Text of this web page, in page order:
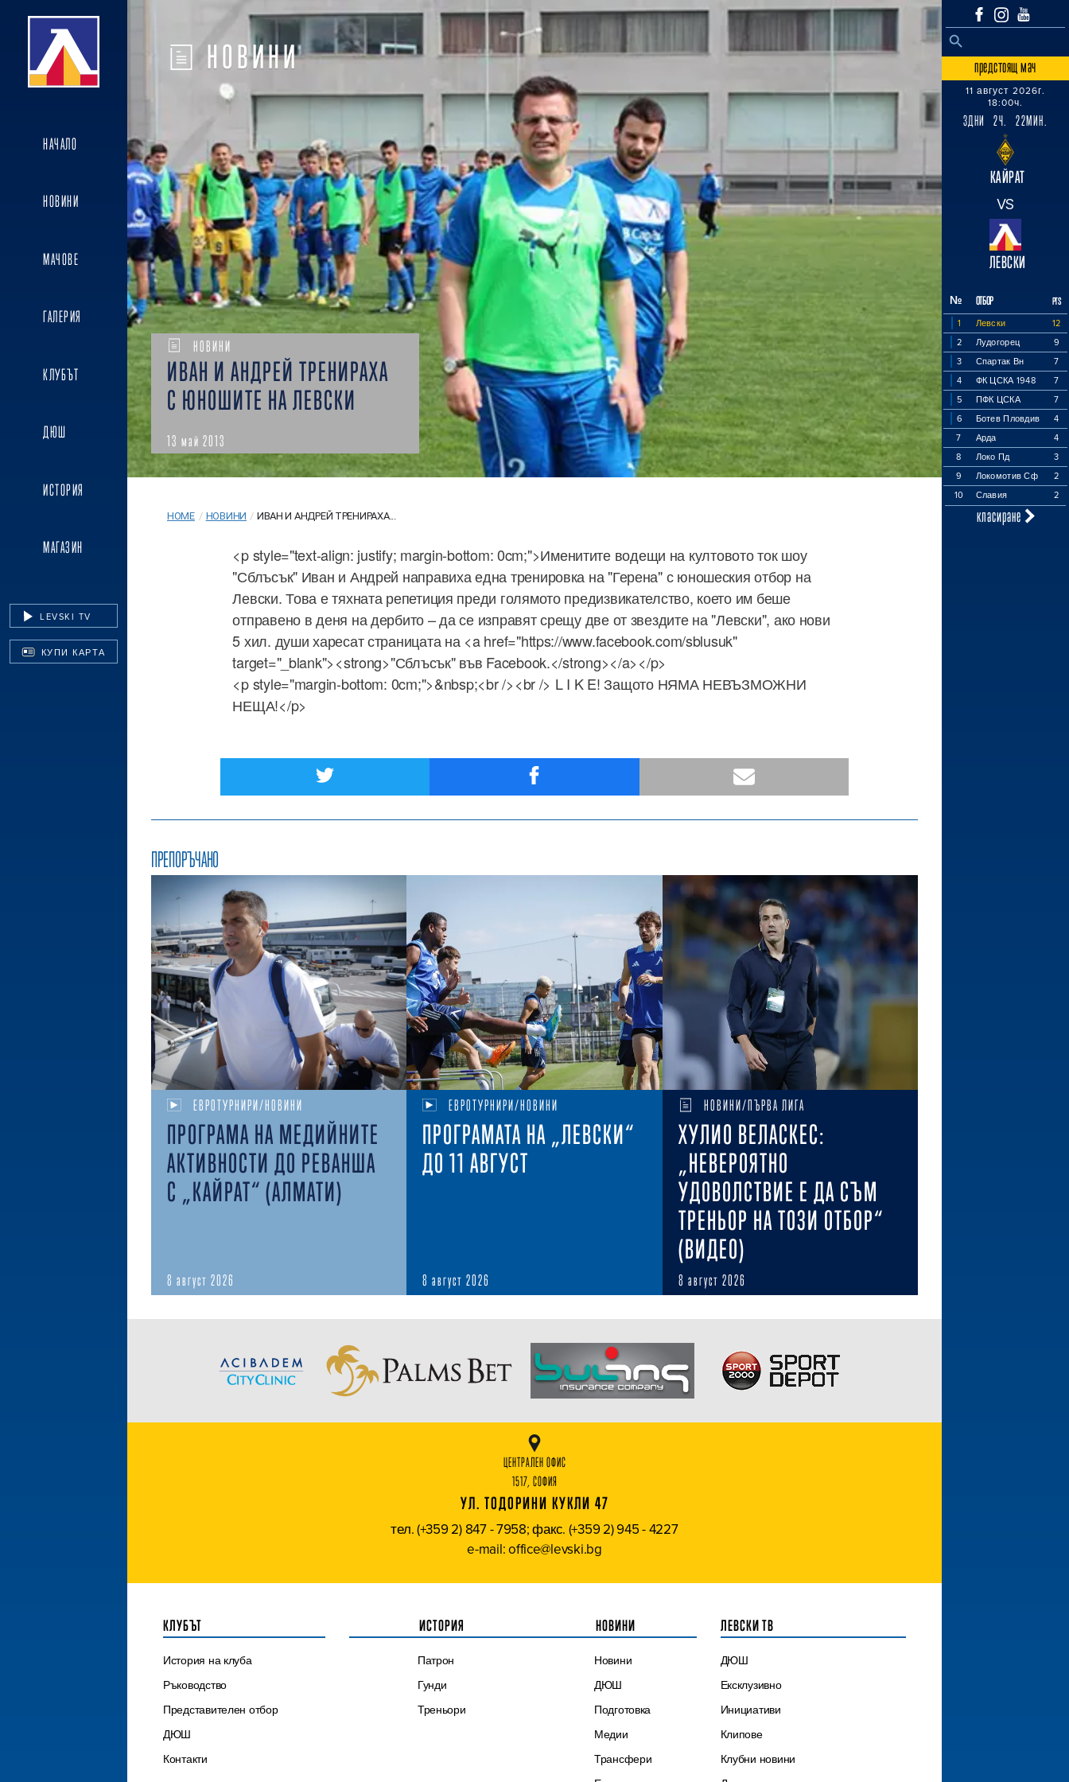
НАЧАЛО
НОВИНИ
МАЧОВЕ
ГАЛЕРИЯ
КЛУБЪТ
ДЮШ
ИСТОРИЯ
МАГАЗИН
LEVSKI TV
КУПИ КАРТА
Search
SEARCH BUTTON
предстоящ мач
11 август 2026г.
18:00ч.
3ДНИ 2Ч. 22МИН.
КАЙРАТ
VS
ЛЕВСКИ
№ ОТБОР PTS
1 Левски
12
2
Лудогорец
9
3
Спартак Вн
7
4
ФК ЦСКА 1948
7
5
ПФК ЦСКА
7
6
Ботев Пловдив
4
7
Арда
4
8
Локо Пд
3
9
Локомотив Сф
2
10
Славия 2
класиране
НОВИНИ
НОВИНИ
ИВАН И АНДРЕЙ ТРЕНИРАХА
С ЮНОШИТЕ НА ЛЕВСКИ
13 май 2013
HOME / НОВИНИ / ИВАН И АНДРЕЙ ТРЕНИРАХА...
<p style="text-align: justify; margin-bottom: 0cm;">Именитите водещи на култовото ток шоу
"Сблъсък" Иван и Андрей направиха една тренировка на "Герена" с юношеския отбор на
Левски. Това е тяхната репетиция преди голямото предизвикателство, което им беше
отправено в деня на дербито – да се изправят срещу две от звездите на "Левски", ако нови
5 хил. души харесат страницата на <a href="https://www.facebook.com/sblusuk"
target="_blank"><strong>"Сблъсък" във Facebook.</strong></a></p>
<p style="margin-bottom: 0cm;">&nbsp;<br /><br /> L I K E! Защото НЯМА НЕВЪЗМОЖНИ
НЕЩА!</p>
ПРЕПОРЪЧАНО
ЕВРОТУРНИРИ/НОВИНИ
ПРОГРАМА НА МЕДИЙНИТЕ
АКТИВНОСТИ ДО РЕВАНША
С „КАЙРАТ“ (АЛМАТИ)
8 август 2026
ЕВРОТУРНИРИ/НОВИНИ
ПРОГРАМАТА НА „ЛЕВСКИ“
ДО 11 АВГУСТ
8 август 2026
НОВИНИ/ПЪРВА ЛИГА
ХУЛИО ВЕЛАСКЕС:
„НЕВЕРОЯТНО
УДОВОЛСТВИЕ Е ДА СЪМ
ТРЕНЬОР НА ТОЗИ ОТБОР“
(ВИДЕО)
8 август 2026
ЦЕНТРАЛЕН ОФИС
1517, СОФИЯ
УЛ. ТОДОРИНИ КУКЛИ 47
тел. (+359 2) 847 - 7958; факс. (+359 2) 945 - 4227
e-mail: office@levski.bg
КЛУБЪТ
История на клуба
Ръководство
Представителен отбор
ДЮШ
Контакти
ИСТОРИЯ
Патрон
Гунди
Треньори
НОВИНИ
Новини
ДЮШ
Подготовка
Медии
Трансфери
ЛЕВСКИ ТВ
ДЮШ
Ексклузивно
Инициативи
Клипове
Клубни новини